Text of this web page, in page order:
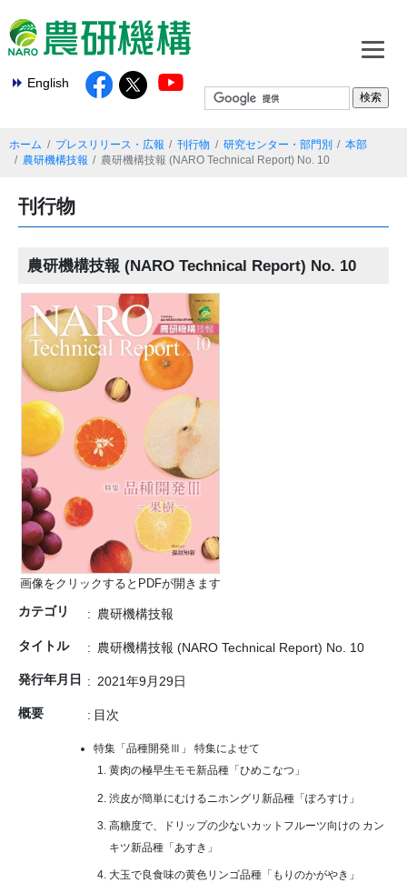
English
ホーム プレスリリース・広報 刊行物 研究センター・部門別
本部
農研機構技報
農研機構技報 (NARO Technical Report) No. 10
刊行物
農研機構技報 (NARO Technical Report) No. 10
画像をクリックするとPDFが開きます
カテゴリ 農研機構技報
タイトル 農研機構技報 (NARO Technical Report) No. 10
発行年月日 2021年9月29日
概要 目次
特集「品種開発 Ⅲ 」 特集によせて
黄肉の極早生モモ新品種「ひめこなつ」
渋皮が簡単にむけるニホングリ新品種「ぽろすけ」
高糖度で、ドリップの少ないカットフルーツ向けの カン
キツ新品種「あすき」
大玉で良食味の黄色リンゴ品種「もりのかがやき」